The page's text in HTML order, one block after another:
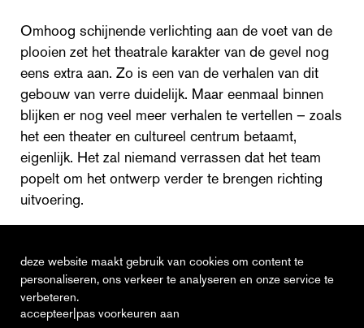
deze website maakt gebruik van cookies om content te
personaliseren, ons verkeer te analyseren en onze service te
verbeteren.
accepteer|pas voorkeuren aan
Omhoog schijnende verlichting aan de voet van de
plooien zet het theatrale karakter van de gevel nog
eens extra aan. Zo is een van de verhalen van dit
gebouw van verre duidelijk. Maar eenmaal binnen
blijken er nog veel meer verhalen te vertellen – zoals
het een theater en cultureel centrum betaamt,
eigenlijk. Het zal niemand verrassen dat het team
popelt om het ontwerp verder te brengen richting
uitvoering.
→ leeshiermeer over het project
actueel vacatures